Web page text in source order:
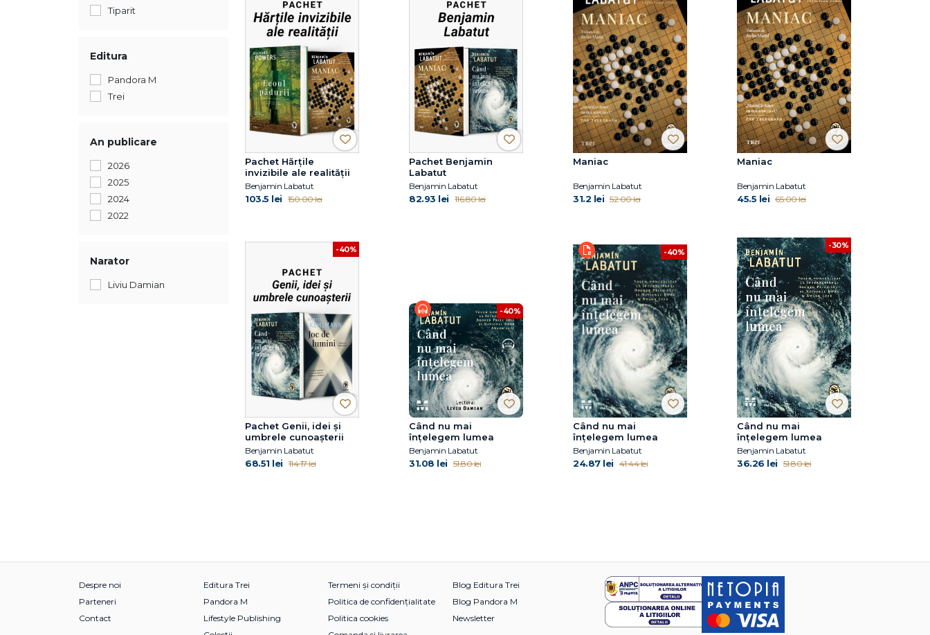
Tiparit
Editura
Pandora M
Trei
An publicare
2026
2025
2024
2022
Narator
Liviu Damian
Pachet Hărțile
invizibile ale realității
Benjamin Labatut
103.5 lei 150.00 lei
Pachet Benjamin
Labatut
Benjamin Labatut
82.93 lei 116.80 lei
Maniac
Benjamin Labatut
31.2 lei 52.00 lei
Maniac
Benjamin Labatut
45.5 lei 65.00 lei
-40%
Pachet Genii, idei și
umbrele cunoașterii
Benjamin Labatut
68.51 lei 114.17 lei
-40%
Când nu mai
înțelegem lumea
Benjamin Labatut
31.08 lei 51.80 lei
-40%
Când nu mai
înțelegem lumea
Benjamin Labatut
24.87 lei 41.44 lei
-30%
Când nu mai
înțelegem lumea
Benjamin Labatut
36.26 lei 51.80 lei
Despre noi
Parteneri
Contact
Editura Trei
Pandora M
Lifestyle Publishing
Termeni și condiții
Politica de confidențialitate
Politica cookies
Blog Editura Trei
Blog Pandora M
Newsletter